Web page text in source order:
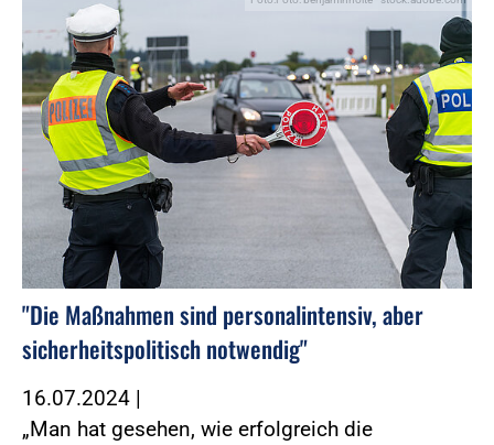
"Die Maßnahmen sind personalintensiv, aber
sicherheitspolitisch notwendig"
16.07.2024 |
„Man hat gesehen, wie erfolgreich die